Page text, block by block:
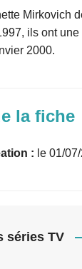
Mirkovich
ils ont
2000.
la fiche
: le 01/
séries TV